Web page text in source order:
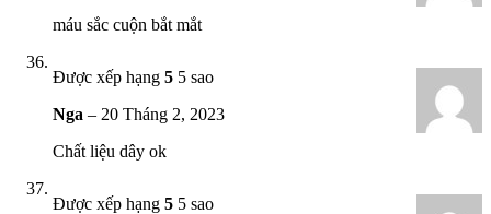
máu sắc cuộn bắt mắt
Được xếp hạng 5 5 sao
Nga – 20 Tháng 2, 2023
Chất liệu dây ok
Được xếp hạng 5 5 sao